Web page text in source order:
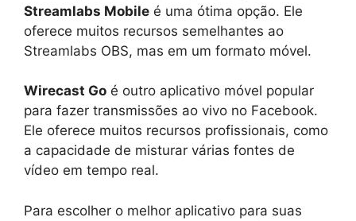
Streamlabs Mobile é uma ótima opção. Ele
oferece muitos recursos semelhantes ao
Streamlabs OBS, mas em um formato móvel.
Wirecast Go é outro aplicativo móvel popular
para fazer transmissões ao vivo no Facebook.
Ele oferece muitos recursos profissionais, como
a capacidade de misturar várias fontes de
vídeo em tempo real.
Para escolher o melhor aplicativo para suas